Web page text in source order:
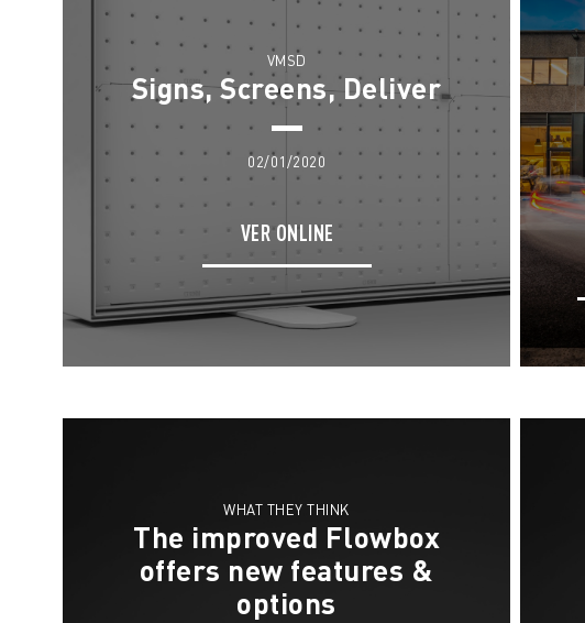
VMSD
Signs, Screens, Deliver
02/01/2020
VER ONLINE
WHAT THEY THINK
The improved Flowbox
offers new features &
options